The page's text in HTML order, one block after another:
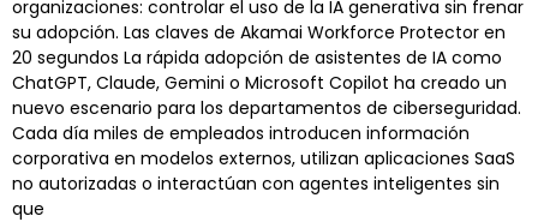
organizaciones: controlar el uso de la IA generativa sin frenar
su adopción. Las claves de Akamai Workforce Protector en
20 segundos La rápida adopción de asistentes de IA como
ChatGPT, Claude, Gemini o Microsoft Copilot ha creado un
nuevo escenario para los departamentos de ciberseguridad.
Cada día miles de empleados introducen información
corporativa en modelos externos, utilizan aplicaciones SaaS
no autorizadas o interactúan con agentes inteligentes sin
que